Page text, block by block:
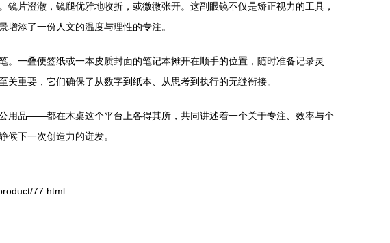
片澄澈，镜腿优雅地收折，或微微张开。这副眼镜不仅是矫正视力的工具，
添了一份人文的温度与理性的专注。
一叠便签纸或一本皮质封面的笔记本摊开在顺手的位置，随时准备记录灵
重要，它们确保了从数字到纸本、从思考到执行的无缝衔接。
用品——都在木桌这个平台上各得其所，共同讲述着一个关于专注、效率与个
下一次创造力的迸发。
77.html